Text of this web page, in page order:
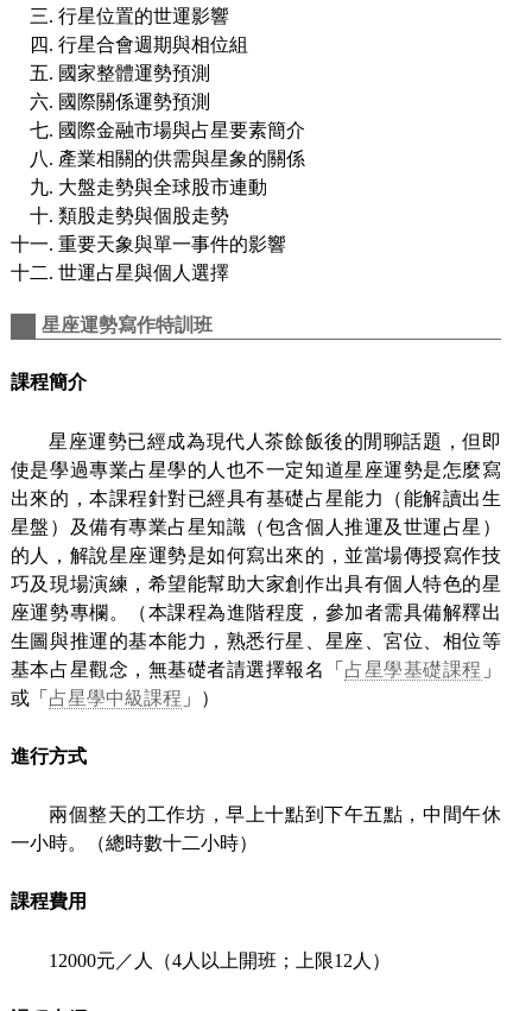
行星位置的世運影響
行星合會週期與相位組
國家整體運勢預測
國際關係運勢預測
國際金融市場與占星要素簡介
產業相關的供需與星象的關係
大盤走勢與全球股市連動
類股走勢與個股走勢
重要天象與單一事件的影響
世運占星與個人選擇
星座運勢寫作特訓班
課程簡介
星座運勢已經成為現代人茶餘飯後的閒聊話題，但即
使是學過專業占星學的人也不一定知道星座運勢是怎麼寫
出來的，本課程針對已經具有基礎占星能力（能解讀出生
星盤）及備有專業占星知識（包含個人推運及世運占星）
的人，解說星座運勢是如何寫出來的，並當場傳授寫作技
巧及現場演練，希望能幫助大家創作出具有個人特色的星
座運勢專欄。（本課程為進階程度，參加者需具備解釋出
生圖與推運的基本能力，熟悉行星、星座、宮位、相位等
基本占星觀念，無基礎者請選擇報名「 占星學基礎課程 」
或「 占星學中級課程 」）
進行方式
兩個整天的工作坊，早上十點到下午五點，中間午休
一小時。（總時數十二小時）
課程費用
12000元／人（4人以上開班；上限12人）